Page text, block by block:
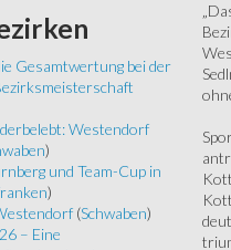
Gesamtwertung bei der
Westendorf
)
und Team-Cup in
)
(Schwaben)
– Eine